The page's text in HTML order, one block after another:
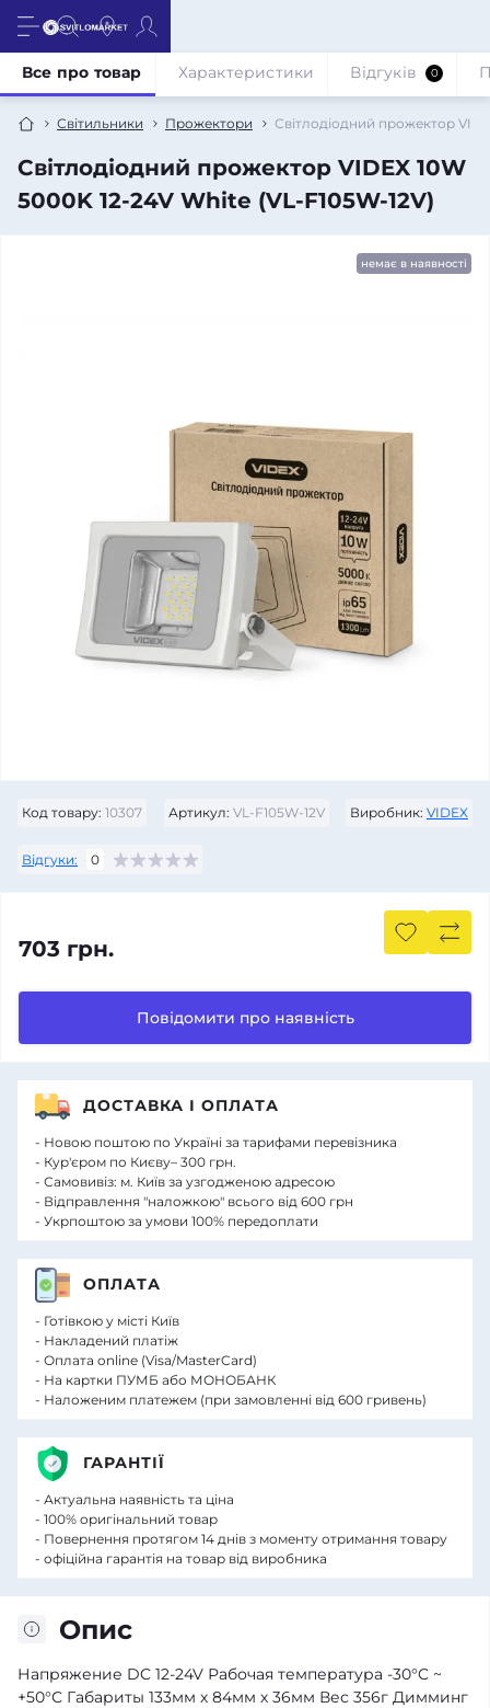
Світильники Прожектори Світлодіодний прожектор
Світлодіодний прожектор VIDEX 10W
5000K 12-24V White (VL-F105W-12V)
Все про товар Характеристики Відгуків 0
немає в наявності
Код товару: 10307 Артикул: VL-F105W-12V Виробник: VIDEX
Відгуки: 0
703 грн.
Повідомити про наявність
Опис
Напряжение DC 12-24V Рабочая температура -30°C ~
+50°С Габариты 133мм х 84мм х 36мм Вес 356г Димминг
ДОСТАВКА І ОПЛАТА
- Новою поштою по Україні за тарифами перевізника
- Кур'єром по Києву– 300 грн.
- Самовивіз: м. Київ за узгодженою адресою
- Відправлення "наложкою" всього від 600 грн
- Укрпоштою за умови 100% передоплати
ОПЛАТА
- Готівкою у місті Київ
- Накладений платіж
- Оплата online (Visa/MasterCard)
- На картки ПУМБ або МОНОБАНК
- Наложеним платежем (при замовленні від 600 гривень)
ГАРАНТІЇ
- Актуальна наявність та ціна
- 100% оригінальний товар
- Повернення протягом 14 днів з моменту отримання товару
- офіційна гарантія на товар від виробника